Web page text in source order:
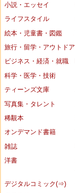
小説・エッセイ
ライフスタイル
絵本・児童書・図鑑
旅行・留学・アウトドア
ビジネス・経済・就職
科学・医学・技術
ティーンズ文庫
写真集・タレント
稀覯本
オンデマンド書籍
雑誌
洋書
デジタルコミック(⇒)